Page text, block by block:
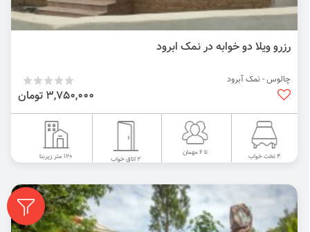
رزرو ویلا دو خوابه در نمک ابرود
چالوس - نمک آبرود
3,750,000 تومان
4 تخت خواب تا 6 مهمان
2 اتاق خواب 120 متر زیربنا